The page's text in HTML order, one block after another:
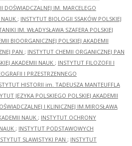
DOŚWIADCZALNEJ IM. MARCELEGO
NAUK ; INSTYTUT BIOLOGII SSAKÓW POLSKIEJ
IM. WŁADYSŁAWA SZAFERA POLSKIEJ
BIOORGANICZNEJ POLSKIEJ AKADEMII
PAN ; INSTYTUT CHEMII ORGANICZNEJ PAN
AKADEMII NAUK ; INSTYTUT FILOZOFII I
I PRZESTRZENNEGO
HISTORII im. TADEUSZA MANTEUFFLA
JĘZYKA POLSKIEGO POLSKIEJ AKADEMII
I KLINICZNEJ IM.MIROSŁAWA
NAUK ; INSTYTUT OCHRONY
; INSTYTUT PODSTAWOWYCH
SLAWISTYKI PAN ; INSTYTUT